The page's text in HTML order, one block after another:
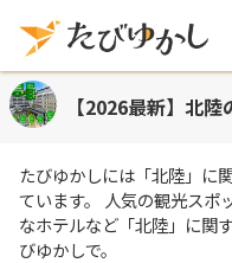
【2026最新】北
たびゆかしには 「北陸」 に
ています。 人気の観光スポ
なホテルなど 「北陸」 に関
びゆかしで。